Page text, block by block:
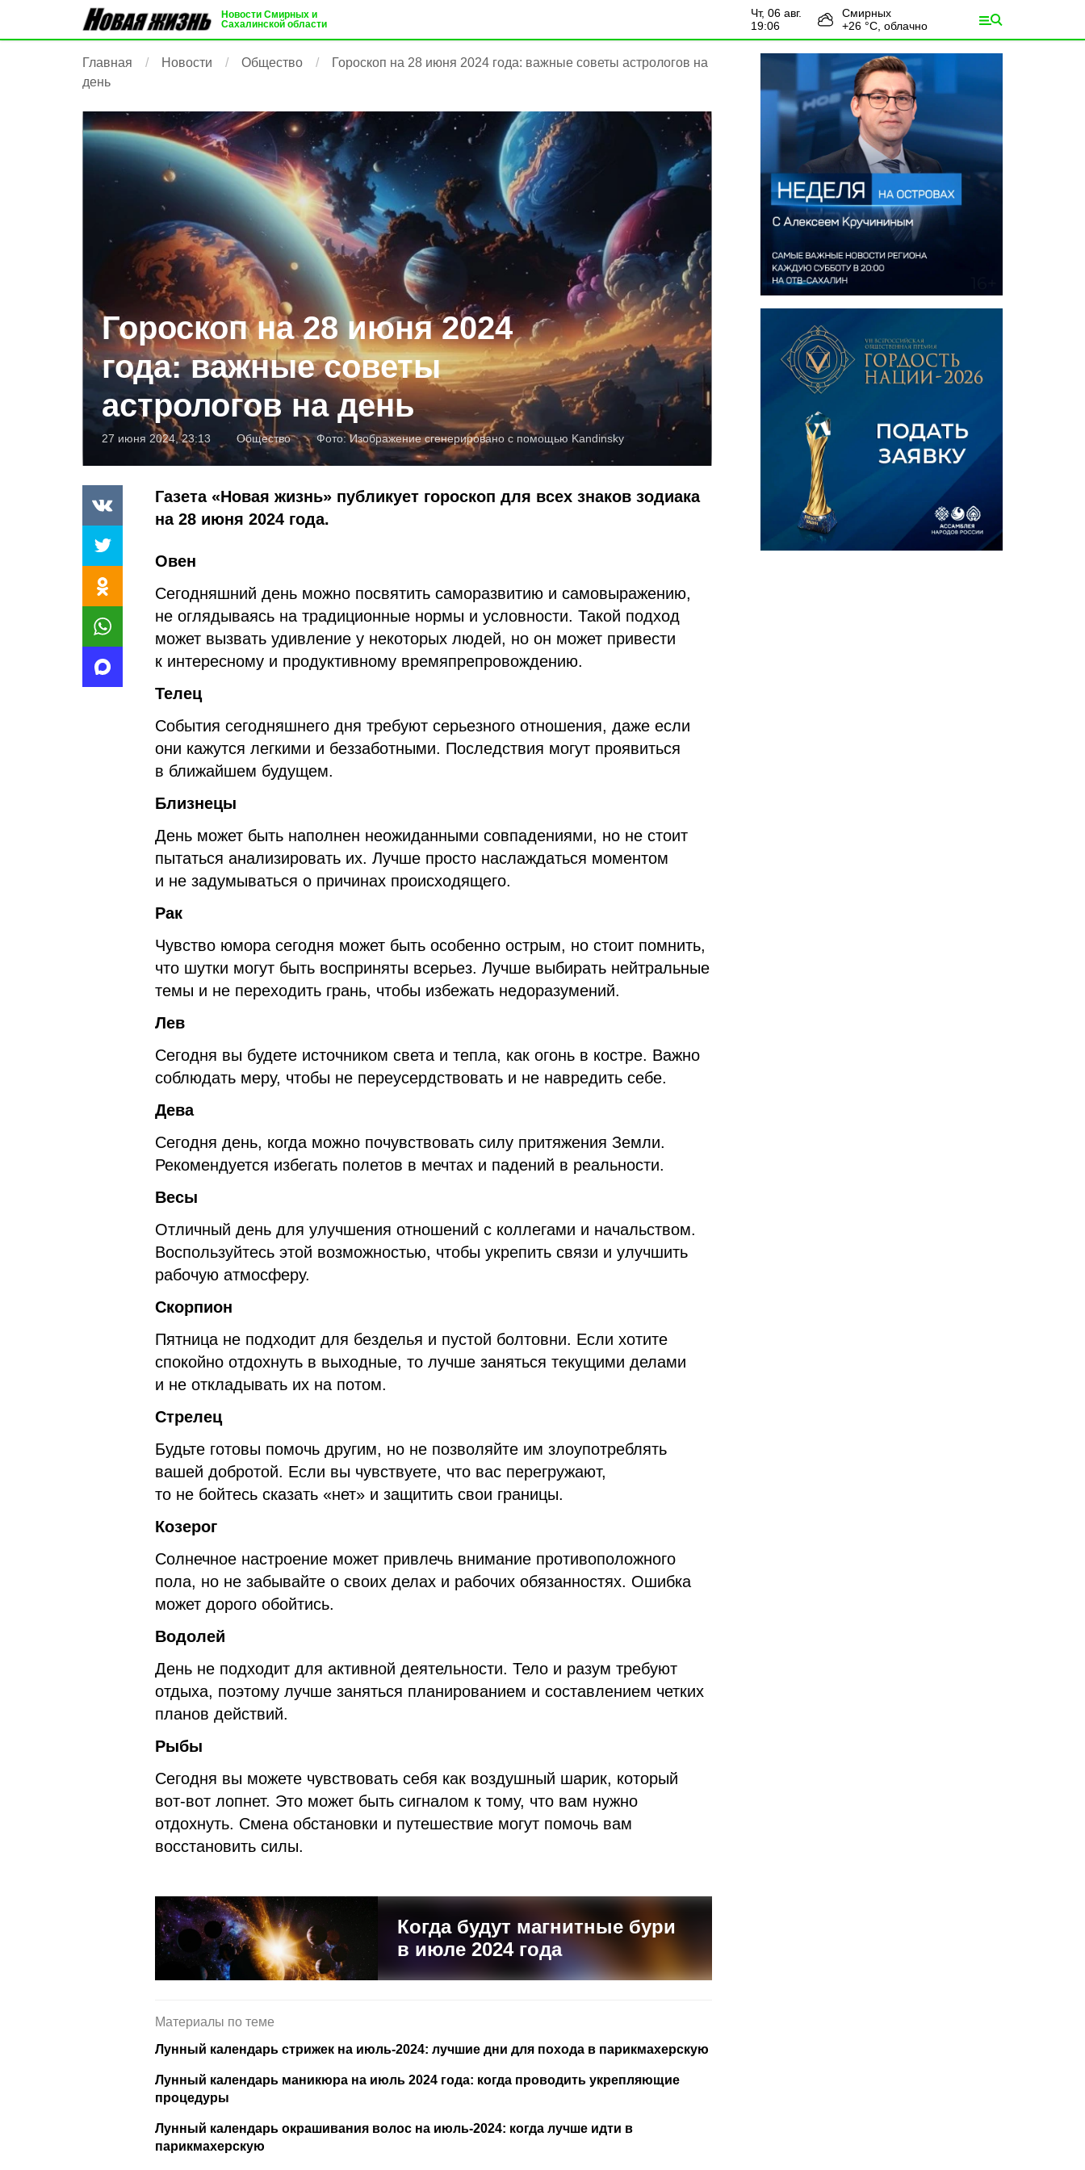
Новости Смирных и
Сахалинской области
чт, 06 авг.
19:06
Смирных
+26 °С, облачно
Главная Новости Общество
Гороскоп на 28 июня 2024 года: важные советы астрологов на
день
Гороскоп на 28 июня 2024
года: важные советы
астрологов на день
27 июня 2024, 23:13 Общество Фото:Изображение сгенерировано с помощью Kandinsky
Газета «Новая жизнь» публикует гороскоп для всех знаков зодиака
на 28 июня 2024 года.
Овен
Сегодняшний день можно посвятить саморазвитию и самовыражению,
не оглядываясь на традиционные нормы и условности. Такой подход
может вызвать удивление у некоторых людей, но он может привести
к интересному и продуктивному времяпрепровождению.
Телец
События сегодняшнего дня требуют серьезного отношения, даже если
они кажутся легкими и беззаботными. Последствия могут проявиться
в ближайшем будущем.
Близнецы
День может быть наполнен неожиданными совпадениями, но не стоит
пытаться анализировать их. Лучше просто наслаждаться моментом
и не задумываться о причинах происходящего.
Рак
Чувство юмора сегодня может быть особенно острым, но стоит помнить,
что шутки могут быть восприняты всерьез. Лучше выбирать нейтральные
темы и не переходить грань, чтобы избежать недоразумений.
Лев
Сегодня вы будете источником света и тепла, как огонь в костре. Важно
соблюдать меру, чтобы не переусердствовать и не навредить себе.
Дева
Сегодня день, когда можно почувствовать силу притяжения Земли.
Рекомендуется избегать полетов в мечтах и падений в реальности.
Весы
Отличный день для улучшения отношений с коллегами и начальством.
Воспользуйтесь этой возможностью, чтобы укрепить связи и улучшить
рабочую атмосферу.
Скорпион
Пятница не подходит для безделья и пустой болтовни. Если хотите
спокойно отдохнуть в выходные, то лучше заняться текущими делами
и не откладывать их на потом.
Стрелец
Будьте готовы помочь другим, но не позволяйте им злоупотреблять
вашей добротой. Если вы чувствуете, что вас перегружают,
то не бойтесь сказать «нет» и защитить свои границы.
Козерог
Солнечное настроение может привлечь внимание противоположного
пола, но не забывайте о своих делах и рабочих обязанностях. Ошибка
может дорого обойтись.
Водолей
День не подходит для активной деятельности. Тело и разум требуют
отдыха, поэтому лучше заняться планированием и составлением четких
планов действий.
Рыбы
Сегодня вы можете чувствовать себя как воздушный шарик, который
вот-вот лопнет. Это может быть сигналом к тому, что вам нужно
отдохнуть. Смена обстановки и путешествие могут помочь вам
восстановить силы.
Когда будут магнитные бури
в июле 2024 года
Материалы по теме
Лунный календарь стрижек на июль-2024: лучшие дни для похода в парикмахерскую
Лунный календарь маникюра на июль 2024 года: когда проводить укрепляющие
процедуры
Лунный календарь окрашивания волос на июль-2024: когда лучше идти в
парикмахерскую